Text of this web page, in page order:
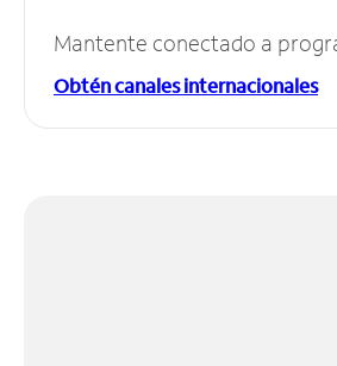
Mantente conectado a
Obtén canales internacionales